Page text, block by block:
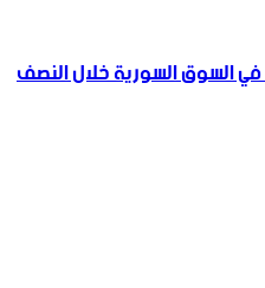
في السوق السورية خلال النصف